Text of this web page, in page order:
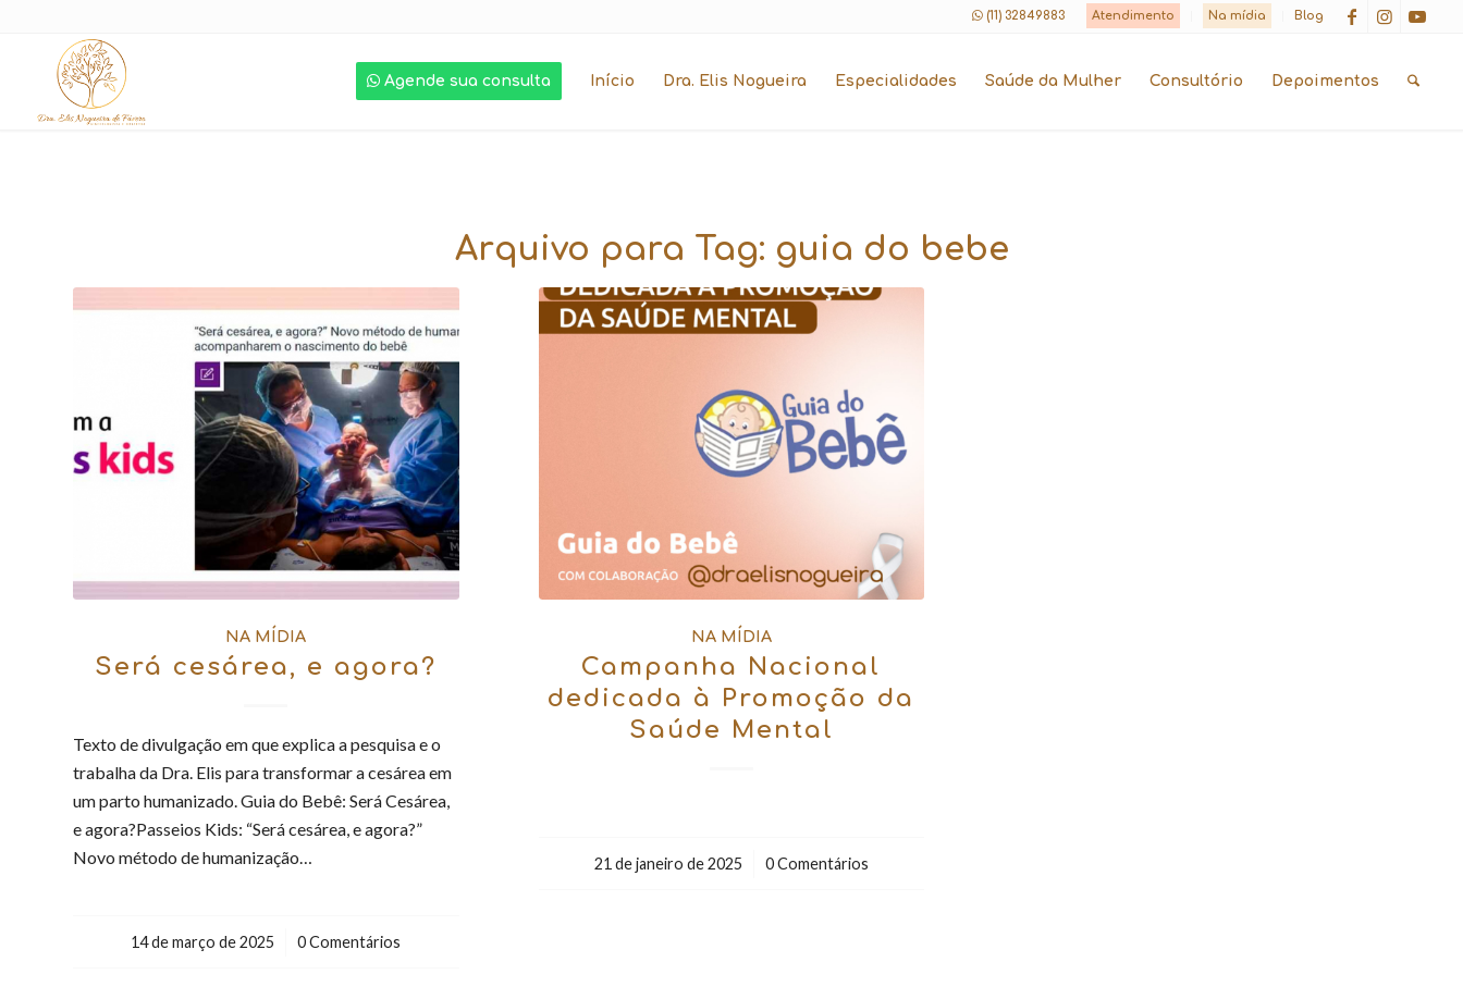
Atendimento Na mídia Blog
(11) 32849883
Agende sua consulta Início Dra. Elis Nogueira Especialidades Saúde da Mulher Consultório Depoimentos
Arquivo para Tag: guia do bebe
NA MÍDIA
Será cesárea, e agora?
Texto de divulgação em que explica a pesquisa e o
trabalha da Dra. Elis para transformar a cesárea em
um parto humanizado. Guia do Bebê: Será Cesárea,
e agora?Passeios Kids: “Será cesárea, e agora?”
Novo método de humanização…
14 de março de 2025
/ 0 Comentários
NA MÍDIA
Campanha Nacional
dedicada à Promoção da
Saúde Mental
21 de janeiro de 2025
/ 0 Comentários